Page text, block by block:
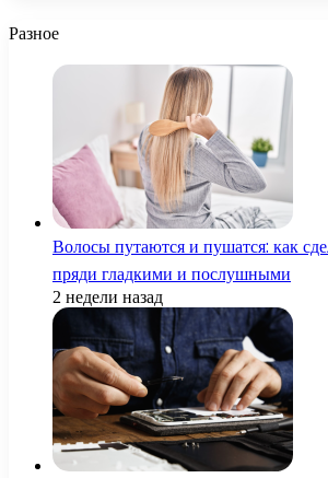
Разное
Волосы путаются и пушатся: как
пряди гладкими и послушными
2 недели назад